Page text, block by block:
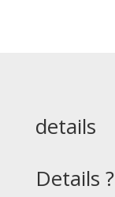
details
Details ?